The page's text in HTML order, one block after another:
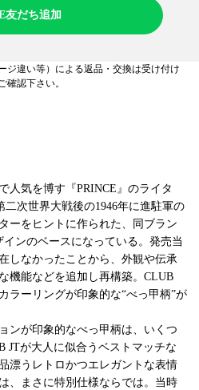
友だち追加
ジ違い等）による返品・交換は受け付け
確認下さい。
人気を博す『PRINCE』のライタ
二次世界大戦後の1946年に進駐軍の
ーをヒントに作られた、同ブラン
インのベースになっている。発売当
しなかったことから、外観や伝承
機能などを追加し再構築。CLUB
ラーリングが印象的な“べっ甲柄”が
ンが印象的なべっ甲柄は、いくつ
JTが大人に似合うベストマッチな
漂うレトロかつエレガントな表情
、まさに特別仕様ならでは。当時